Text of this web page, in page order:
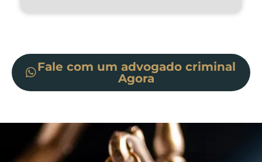
Fale com um advogado criminal
Agora